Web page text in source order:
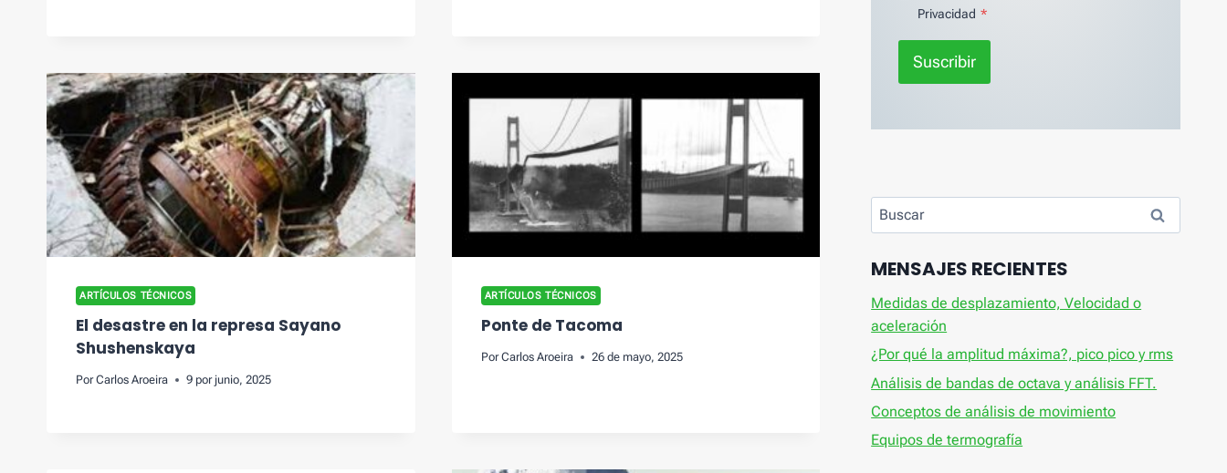
ARTÍCULOS TÉCNICOS
El desastre en la represa Sayano
Shushenskaya
Por Carlos Aroeira 9 por junio, 2025
ARTÍCULOS TÉCNICOS
Ponte de Tacoma
Por Carlos Aroeira 26 de mayo, 2025
Privacidad *
Suscribir
Buscar:
MENSAJES RECIENTES
Medidas de desplazamiento, Velocidad o
aceleración
¿Por qué la amplitud máxima?, pico pico y rms
Análisis de bandas de octava y análisis FFT.
Conceptos de análisis de movimiento
Equipos de termografía